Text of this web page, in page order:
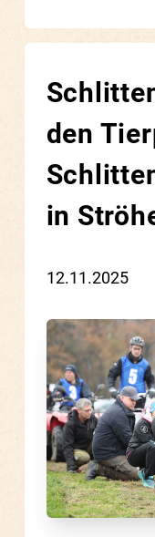
den
in
12.11.2025